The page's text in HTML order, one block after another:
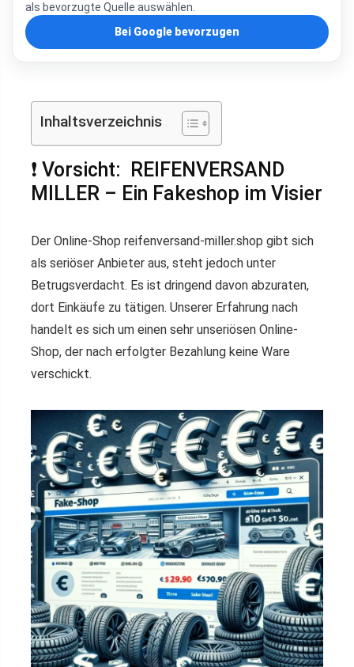
als bevorzugte Quelle auswählen.
Bei Google bevorzugen
Inhaltsverzeichnis
❗ Vorsicht: REIFENVERSAND
MILLER – Ein Fakeshop im Visier
Der Online-Shop reifenversand-miller.shop gibt sich
als seriöser Anbieter aus, steht jedoch unter
Betrugsverdacht. Es ist dringend davon abzuraten,
dort Einkäufe zu tätigen. Unserer Erfahrung nach
handelt es sich um einen sehr unseriösen Online-
Shop, der nach erfolgter Bezahlung keine Ware
verschickt.